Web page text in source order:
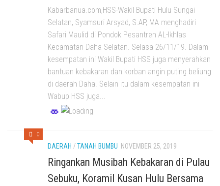
Kabarbanua.com,HSS-Wakil Bupati Hulu Sungai
Selatan, Syamsuri Arsyad, S.AP, MA menghadiri
Safari Maulid di Pondok Pesantren AL-Ikhlas
Kecamatan Daha Selatan. Selasa 26/11/19. Dalam
kesempatan ini Wakil Bupati HSS juga menyerahkan
bantuan kebakaran dan korban angin puting beliung
di daerah Daha. Selain itu dalam kesempatan ini
Wabup HSS juga...
0
DAERAH /TANAH BUMBU NOVEMBER 25, 2019
Ringankan Musibah Kebakaran di Pulau
Sebuku, Koramil Kusan Hulu Bersama